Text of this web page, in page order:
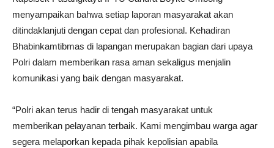
menyampaikan bahwa setiap laporan masyarakat akan
ditindaklanjuti dengan cepat dan profesional. Kehadiran
Bhabinkamtibmas di lapangan merupakan bagian dari upaya
Polri dalam memberikan rasa aman sekaligus menjalin
komunikasi yang baik dengan masyarakat.
“Polri akan terus hadir di tengah masyarakat untuk
memberikan pelayanan terbaik. Kami mengimbau warga agar
segera melaporkan kepada pihak kepolisian apabila